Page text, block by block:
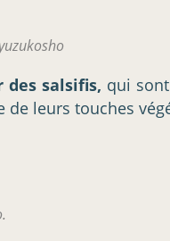
salsifis, qui
leurs touches